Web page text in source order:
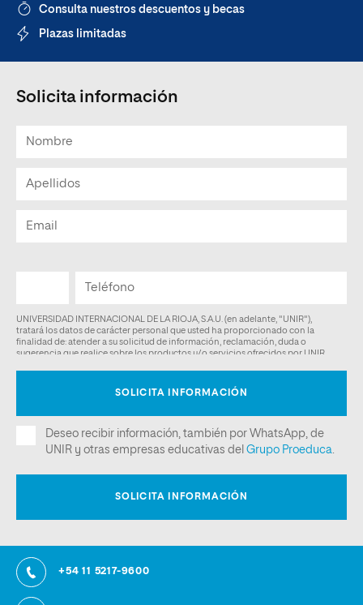
Consulta nuestros descuentos y becas
Plazas limitadas
Solicita información
+54 11 5217-9600